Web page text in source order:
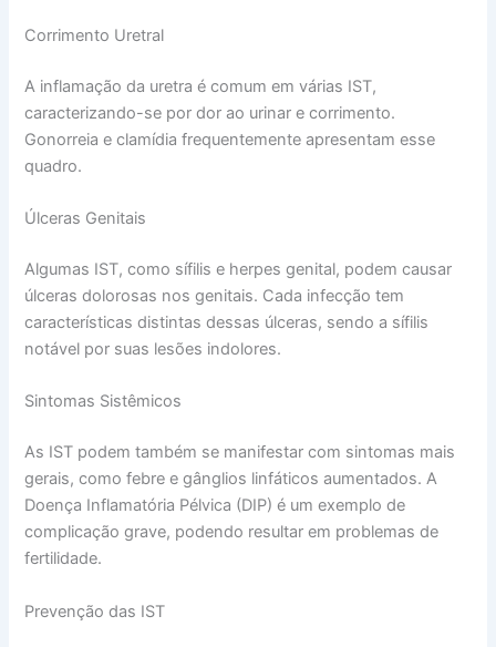
Corrimento Uretral
A inflamação da uretra é comum em várias IST,
caracterizando-se por dor ao urinar e corrimento.
Gonorreia e clamídia frequentemente apresentam esse
quadro.
Úlceras Genitais
Algumas IST, como sífilis e herpes genital, podem causar
úlceras dolorosas nos genitais. Cada infecção tem
características distintas dessas úlceras, sendo a sífilis
notável por suas lesões indolores.
Sintomas Sistêmicos
As IST podem também se manifestar com sintomas mais
gerais, como febre e gânglios linfáticos aumentados. A
Doença Inflamatória Pélvica (DIP) é um exemplo de
complicação grave, podendo resultar em problemas de
fertilidade.
Prevenção das IST